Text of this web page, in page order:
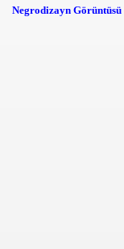
Negrodizayn Görüntüsü